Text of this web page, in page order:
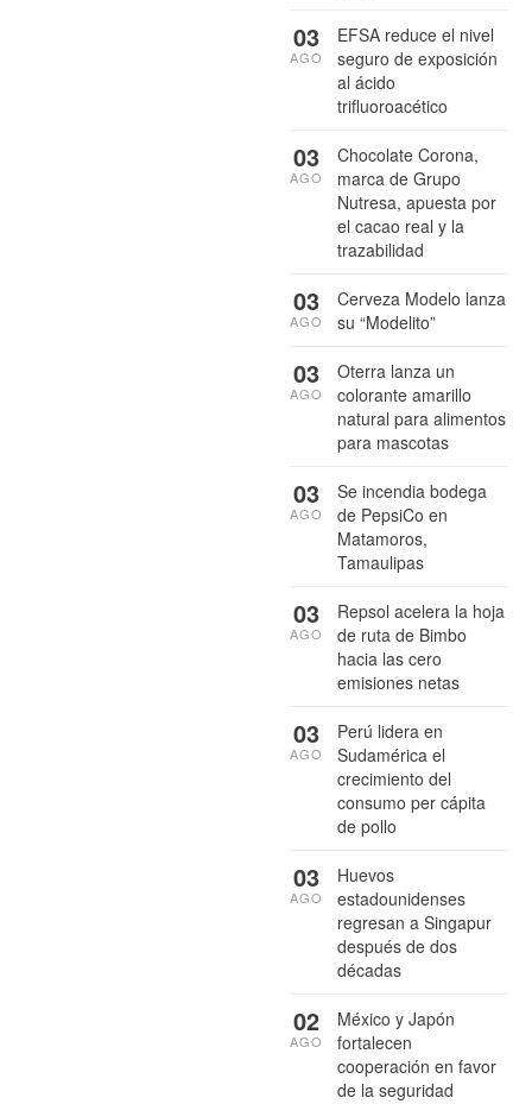
EFSA reduce el nivel
seguro de exposición
al ácido
trifluoroacético
03
AGO
Chocolate Corona,
marca de Grupo
Nutresa, apuesta por
el cacao real y la
trazabilidad
03
AGO
Cerveza Modelo lanza
su “Modelito”
03
AGO
Oterra lanza un
colorante amarillo
natural para alimentos
para mascotas
03
AGO
Se incendia bodega
de PepsiCo en
Matamoros,
Tamaulipas
03
AGO
Repsol acelera la hoja
de ruta de Bimbo
hacia las cero
emisiones netas
03
AGO
Perú lidera en
Sudamérica el
crecimiento del
consumo per cápita
de pollo
03
AGO
Huevos
estadounidenses
regresan a Singapur
después de dos
décadas
03
AGO
México y Japón
fortalecen
cooperación en favor
de la seguridad
02
AGO